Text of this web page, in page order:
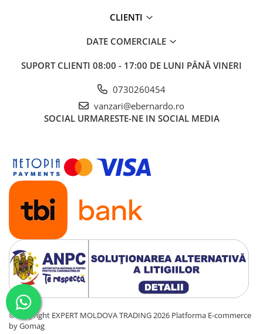
Fălcile pentru 4-bacuri DK12
Mandrină cu 3 fălci din otel
Mandrină cu 4 fălci din otel
Seturi de unelte pentru strungarie
Dispozitive de prindere pentru
unelte
Elemente de prindere mecanică
Fălci pentru PHV / VHV
Menghine
Mese rotative / mese inclinabile /
Etape XY
Papusa mobila / con de centrare
Instrumente de masurare
Afisaj digital
Bloc ecartament, masurare și
testare
CLIENTI
DATE COMERCIALE
SUPORT CLIENTI 08:00 - 17:00 DE LUNI PÂNĂ VINERI
0730260454
vanzari@ebernardo.ro
SOCIAL URMARESTE-NE IN SOCIAL MEDIA
©Copyright EXPERT MOLDOVA TRADING 2026 Platforma E-commerce
by Gomag